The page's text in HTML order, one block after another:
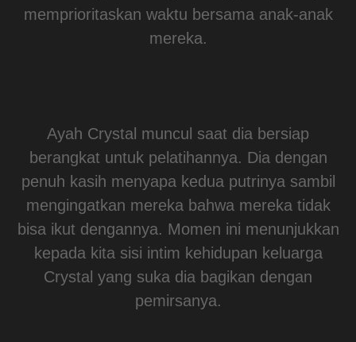
memprioritaskan waktu bersama anak-anak
mereka.
Ayah Crystal muncul saat dia bersiap
berangkat untuk pelatihannya. Dia dengan
penuh kasih menyapa kedua putrinya sambil
mengingatkan mereka bahwa mereka tidak
bisa ikut dengannya. Momen ini menunjukkan
kepada kita sisi intim kehidupan keluarga
Crystal yang suka dia bagikan dengan
pemirsanya.